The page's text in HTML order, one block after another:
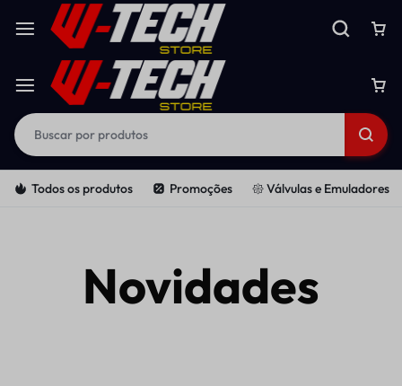
Todos os produtos Promoções 𑁍 Válvulas e Emuladores
Novidades